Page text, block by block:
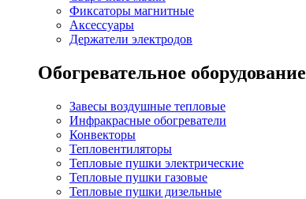
Фиксаторы магнитные
Аксессуары
Держатели электродов
Обогревательное оборудование
Завесы воздушные тепловые
Инфракрасные обогреватели
Конвекторы
Тепловентиляторы
Тепловые пушки электрические
Тепловые пушки газовые
Тепловые пушки дизельные